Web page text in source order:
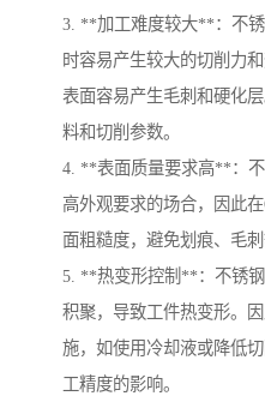
3. **加工难度较大**：不
时容易产生较大的切削力
表面容易产生毛刺和硬化
料和切削参数。
4. **表面质量要求高**：不
高外观要求的场合，因此
面粗糙度，避免划痕、毛刺
5. **热变形控制**：不锈
积聚，导致工件热变形。
施，如使用冷却液或降低
工精度的影响。